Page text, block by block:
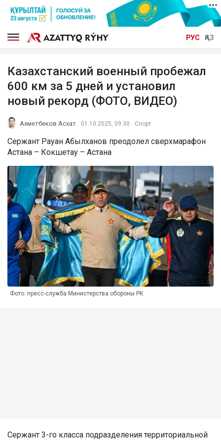
РУС ҚАЗ
Казахстанский военный пробежал
600 км за 5 дней и установил
новый рекорд (ФОТО, ВИДЕО)
Ахметбеков Асхат 01.10.2025, 09:30 Спорт
Сержант Рауан Абылханов преодолел сверхмарафон
Астана – Кокшетау – Астана
Фото: пресс-служба Министерства обороны РК
Сержант 3-го класса подразделения территориальной